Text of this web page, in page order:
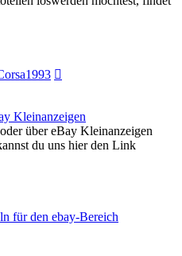
Kleinanzeigen
über eBay Kleinanzeigen
du uns hier den Link
für den ebay-Bereich